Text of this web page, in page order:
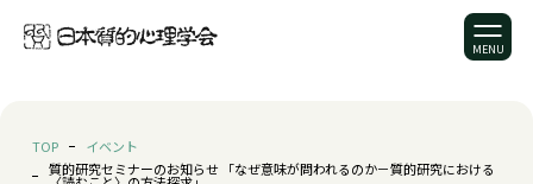
TOP
イベント
質的研究セミナーのお知らせ 「なぜ意味が問われるのか－質的研究における